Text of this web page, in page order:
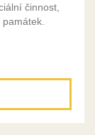
činnost,